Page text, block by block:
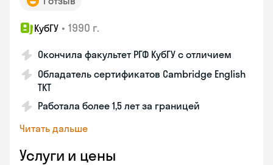
КубГУ • 1990 г.
Окончила факультет РГФ КубГУ с отличием
Обладатель сертификатов Cambridge English
TKT
Работала более 1,5 лет за границей
Читать дальше
Услуги и цены